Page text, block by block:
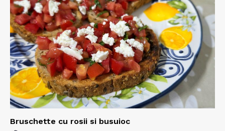
Bruschette cu rosii si busuioc